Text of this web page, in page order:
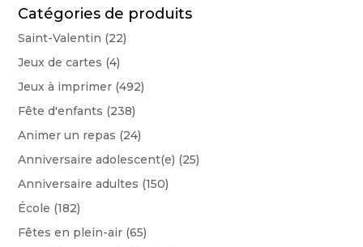
Catégories de produits
Saint-Valentin (22)
Jeux de cartes (4)
Jeux à imprimer (492)
Fête d'enfants (238)
Animer un repas (24)
Anniversaire adolescent(e) (25)
Anniversaire adultes (150)
École (182)
Fêtes en plein-air (65)